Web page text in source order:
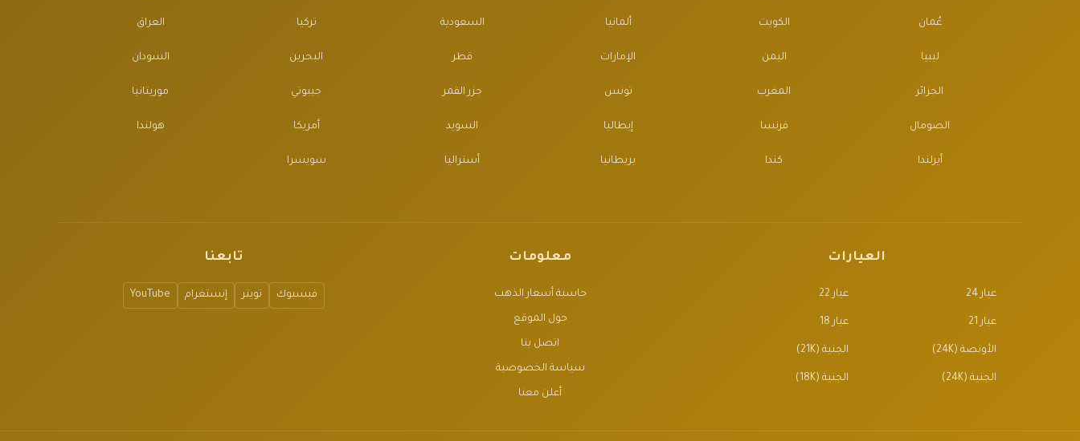
عُمان الكويت ألمانيا السعودية تركيا العراق
ليبيا اليمن الإمارات قطر البحرين السودان
الجزائر المغرب تونس جزر القمر جيبوتي موريتانيا
الصومال فرنسا إيطاليا السويد أمريكا هولندا
أيرلندا كندا بريطانيا أستراليا سويسرا
العيارات
عيار 24 عيار 22
عيار 21 عيار 18
الأونصة (24K) الجنية (21K)
الجنية (24K) الجنية (18K)
معلومات
حاسبة أسعار الذهب
حول الموقع
اتصل بنا
سياسة الخصوصية
أعلن معنا
تابعنا
فيسبوك تويتر إنستغرام YouTube